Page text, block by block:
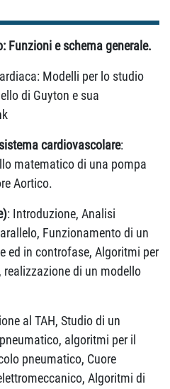
Funzioni e schema generale.
Modelli per lo studio
di Guyton e sua
cardiovascolare:
matematico di una pompa
Aortico.
: Introduzione, Analisi
Funzionamento di un
ed in controfase, Algoritmi per
di un modello
al TAH, Studio di un
algoritmi per il
pneumatico, Cuore
Algoritmi di